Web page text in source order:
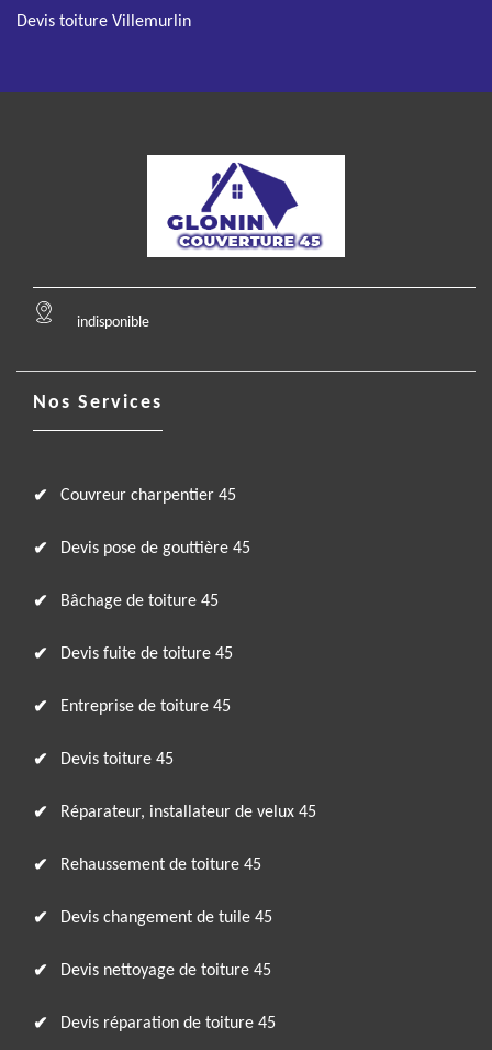
Devis toiture Villemurlin
indisponible
Nos Services
Couvreur charpentier 45
Devis pose de gouttière 45
Bâchage de toiture 45
Devis fuite de toiture 45
Entreprise de toiture 45
Devis toiture 45
Réparateur, installateur de velux 45
Rehaussement de toiture 45
Devis changement de tuile 45
Devis nettoyage de toiture 45
Devis réparation de toiture 45